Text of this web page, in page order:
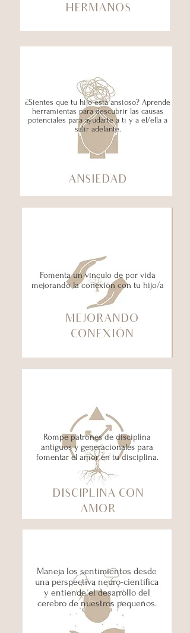
HERMANOS
Fomenta un vínculo de por vida
mejorando la conexión con tu hijo/a
MEJORANDO
CONEXIÓN
¿Sientes que tu hijo está ansioso? Aprende
herramientas para descubrir las causas
potenciales para ayudarte a ti y a él/ella a
salir adelante.
ANSIEDAD
Rompe patrones de disciplina
antiguos y generacionales para
fomentar el amor en tu disciplina.
DISCIPLINA CON
AMOR
Maneja los sentimientos desde
una perspectiva neuro-científica
y entiende el desarrollo del
cerebro de nuestros pequeños.